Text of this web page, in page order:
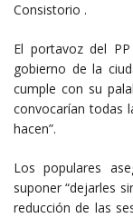
Consistorio .
El portavoz del
gobierno de la
cumple con su
convocarían todas
hacen”.
Los populares
suponer “dejarles
reducción de las